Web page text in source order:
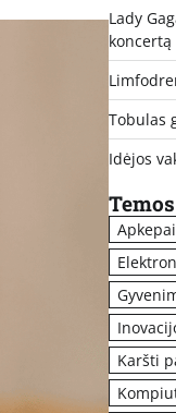
Lady
koncertą
Tobulas
Idėjos
Temos
Apkepai
Karšti